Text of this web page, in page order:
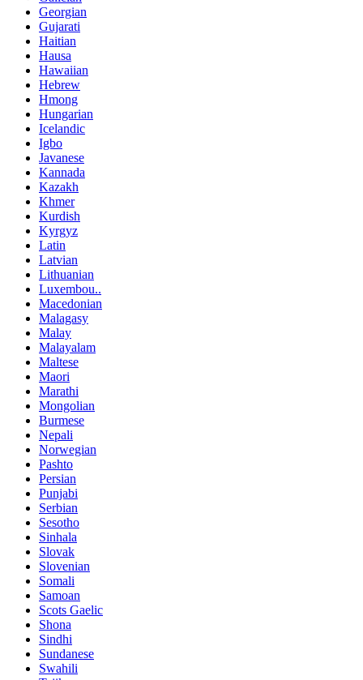
Georgian
Gujarati
Haitian
Hausa
Hawaiian
Hebrew
Hmong
Hungarian
Icelandic
Igbo
Javanese
Kannada
Kazakh
Khmer
Kurdish
Kyrgyz
Latin
Latvian
Lithuanian
Luxembou..
Macedonian
Malagasy
Malay
Malayalam
Maltese
Maori
Marathi
Mongolian
Burmese
Nepali
Norwegian
Pashto
Persian
Punjabi
Serbian
Sesotho
Sinhala
Slovak
Slovenian
Somali
Samoan
Scots Gaelic
Shona
Sindhi
Sundanese
Swahili